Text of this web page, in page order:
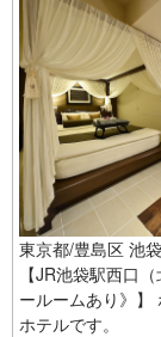
東京都/豊島区 池
【JR池袋駅西口
ールームあり》】
ホテルです。